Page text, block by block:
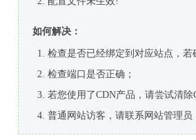
如何解决：
检查是否已经绑定到对应站点，
检查端口是否正确；
若您使用了CDN产品，请尝试清除
普通网站访客，请联系网站管理员